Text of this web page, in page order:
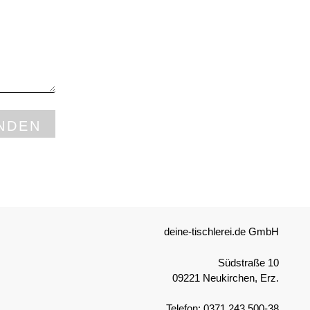
deine-tischlerei.de GmbH
Südstraße 10
09221 Neukirchen, Erz.